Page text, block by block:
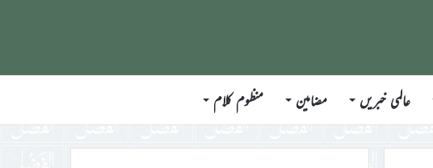
عالمی خبریں مضامین منظوم کلام